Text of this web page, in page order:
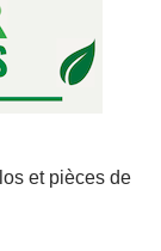
et pièces de